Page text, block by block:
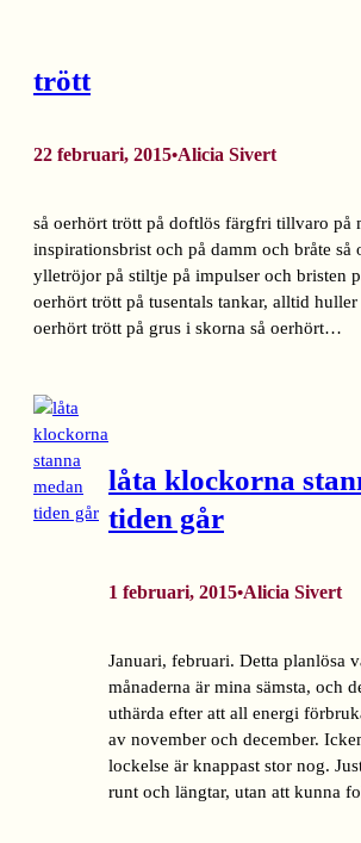
trött
22 februari, 2015•Alicia Sivert
så oerhört trött på doftlös färgfri tillvaro på
inspirationsbrist och på damm och bråte så
ylletröjor på stiltje på impulser och bristen
oerhört trött på tusentals tankar, alltid
oerhört trött på grus i skorna så oerhört…
låta klockorna
tiden går
1 februari, 2015•Alicia Sivert
Januari, februari. Detta planlösa
månaderna är mina sämsta, och
uthärda efter att all energi
av november och december.
lockelse är knappast stor nog.
runt och längtar, utan att kunna